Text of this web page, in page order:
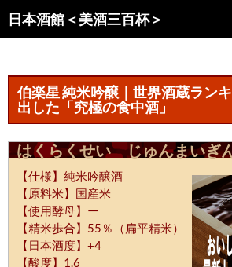
ン
ス
キ
ッ
日本酒館＜美酒三百杯＞
索
伯楽星 純米吟醸｜世界酒蔵ラン
出した「究極の食中酒」
はくらくせい じゅんまいぎ
【仕様】純米吟醸酒
【原料米】国産米
【使用酵母】ー
【精米歩合】55％（扁平精米）
【日本酒度】+4
【酸度】1.6